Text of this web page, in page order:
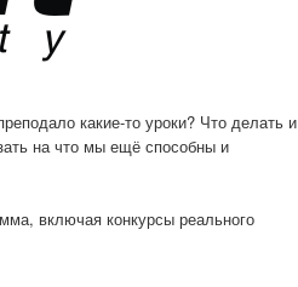
какие-то уроки? Что делать и
на что мы ещё способны и
включая конкурсы реального